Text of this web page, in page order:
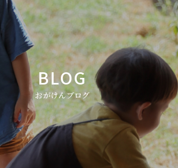
BLOG
おがけんブログ